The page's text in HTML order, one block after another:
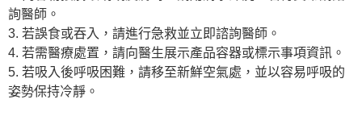
詢醫師。
3. 若誤食或吞入，請進行急救並立即諮詢醫師。
4. 若需醫療處置，請向醫生展示產品容器或標示事項資訊。
5. 若吸入後呼吸困難，請移至新鮮空氣處，並以容易呼吸的
姿勢保持冷靜。